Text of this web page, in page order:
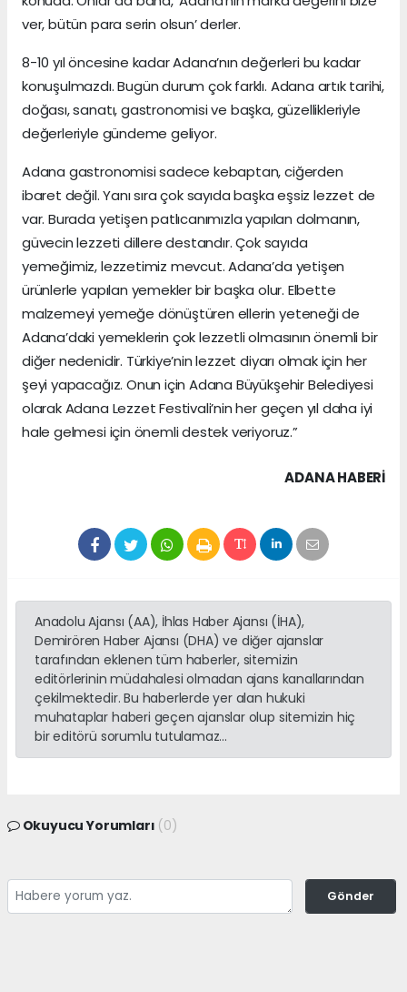
ver, bütün para serin olsun’ derler.
8-10 yıl öncesine kadar Adana’nın değerleri bu kadar
konuşulmazdı. Bugün durum çok farklı. Adana artık tarihi,
doğası, sanatı, gastronomisi ve başka, güzellikleriyle
değerleriyle gündeme geliyor.
Adana gastronomisi sadece kebaptan, ciğerden
ibaret değil. Yanı sıra çok sayıda başka eşsiz lezzet de
var. Burada yetişen patlıcanımızla yapılan dolmanın,
güvecin lezzeti dillere destandır. Çok sayıda
yemeğimiz, lezzetimiz mevcut. Adana’da yetişen
ürünlerle yapılan yemekler bir başka olur. Elbette
malzemeyi yemeğe dönüştüren ellerin yeteneği de
Adana’daki yemeklerin çok lezzetli olmasının önemli bir
diğer nedenidir. Türkiye’nin lezzet diyarı olmak için her
şeyi yapacağız. Onun için Adana Büyükşehir Belediyesi
olarak Adana Lezzet Festivali’nin her geçen yıl daha iyi
hale gelmesi için önemli destek veriyoruz.”
ADANA HABERİ
Anadolu Ajansı (AA), İhlas Haber Ajansı (İHA),
Demirören Haber Ajansı (DHA) ve diğer ajanslar
tarafından eklenen tüm haberler, sitemizin
editörlerinin müdahalesi olmadan ajans kanallarından
çekilmektedir. Bu haberlerde yer alan hukuki
muhataplar haberi geçen ajanslar olup sitemizin hiç
bir editörü sorumlu tutulamaz...
Okuyucu Yorumları (0)
Gönder